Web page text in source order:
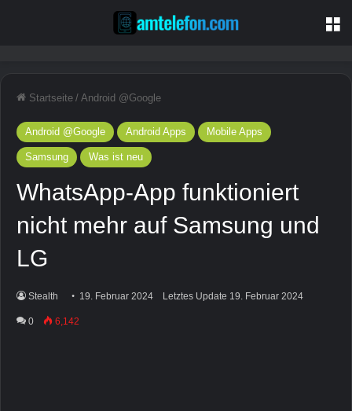
Startseite / Android @Google
Android @Google Android Apps Mobile Apps
Samsung Was ist neu
WhatsApp-App funktioniert
nicht mehr auf Samsung und
LG
Stealth 19. Februar 2024 Letztes Update 19. Februar 2024
0 6,142